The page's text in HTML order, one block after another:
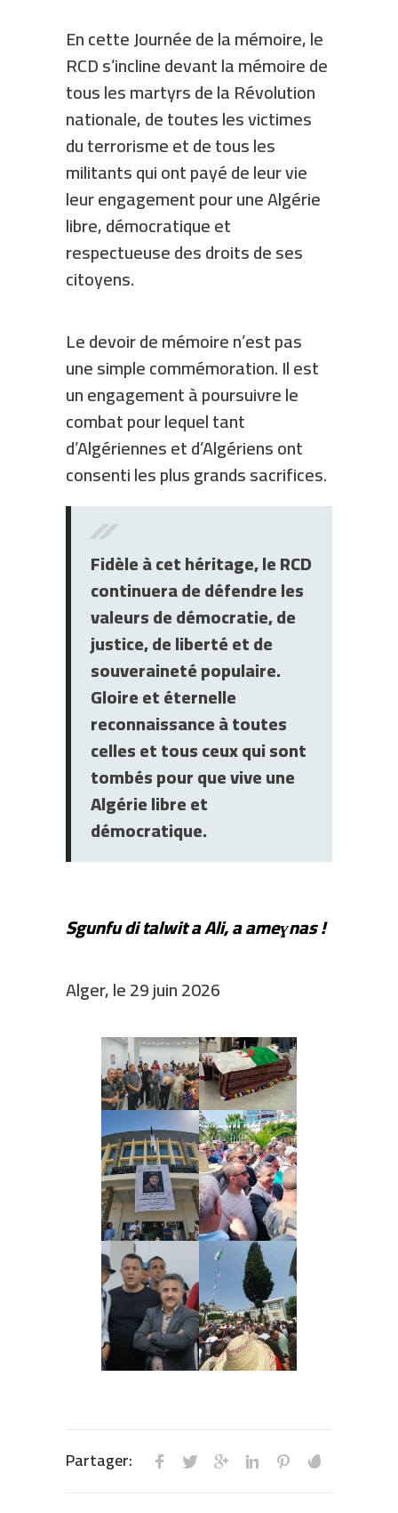
En cette Journée de la mémoire, le
RCD s’incline devant la mémoire de
tous les martyrs de la Révolution
nationale, de toutes les victimes
du terrorisme et de tous les
militants qui ont payé de leur vie
leur engagement pour une Algérie
libre, démocratique et
respectueuse des droits de ses
citoyens.
Le devoir de mémoire n’est pas
une simple commémoration. Il est
un engagement à poursuivre le
combat pour lequel tant
d’Algériennes et d’Algériens ont
consenti les plus grands sacrifices.
Fidèle à cet héritage, le RCD
continuera de défendre les
valeurs de démocratie, de
justice, de liberté et de
souveraineté populaire.
Gloire et éternelle
reconnaissance à toutes
celles et tous ceux qui sont
tombés pour que vive une
Algérie libre et
démocratique.
Sgunfu di talwit a Ali, a ameɣnas !
Alger, le 29 juin 2026
Partager: